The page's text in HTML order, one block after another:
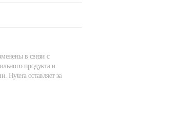
в связи с
продукта и
Hytera оставляет за